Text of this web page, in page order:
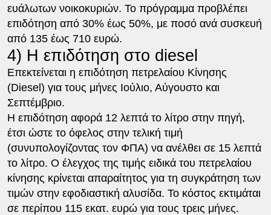
ευάλωτων νοικοκυριών. Το πρόγραμμα προβλέπει
επιδότηση από 30% έως 50%, με ποσό ανά συσκευή
από 135 έως 710 ευρώ.
4) Η επιδότηση στο diesel
Επεκτείνεται η επιδότηση πετρελαίου Κίνησης
(Diesel) για τους μήνες Ιούλιο, Αύγουστο και
Σεπτέμβριο.
Η επιδότηση αφορά 12 λεπτά το λίτρο στην πηγή,
έτσι ώστε το όφελος στην τελική τιμή
(συνυπολογίζοντας τον ΦΠΑ) να ανέλθει σε 15 λεπτά
το λίτρο. Ο έλεγχος της τιμής ειδικά του πετρελαίου
κίνησης κρίνεται απαραίτητος για τη συγκράτηση των
τιμών στην εφοδιαστική αλυσίδα. Το κόστος εκτιμάται
σε περίπου 115 εκατ. ευρώ για τους τρεις μήνες.